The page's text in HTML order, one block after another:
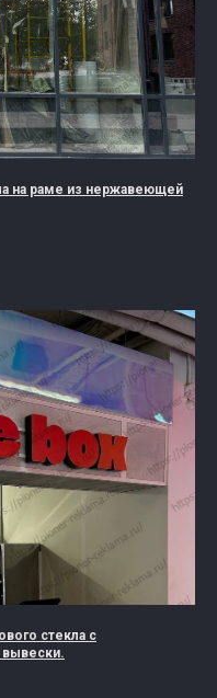
на раме из нержавеющей
стекла с